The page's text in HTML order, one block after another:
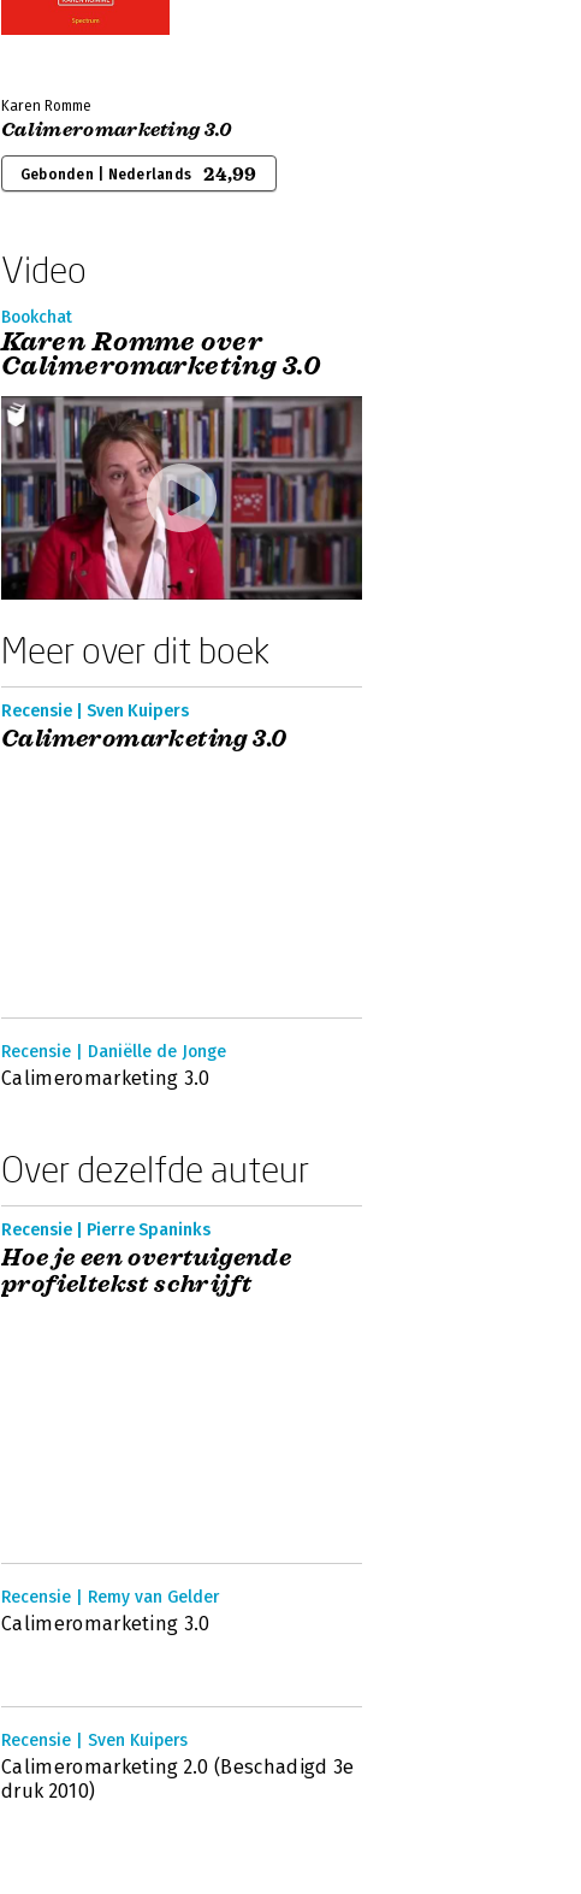
Karen Romme
Calimeromarketing 3.0
Gebonden | Nederlands 24,99
Video
Bookchat
Karen Romme over
Calimeromarketing 3.0
Meer over dit boek
Recensie | Sven Kuipers
Calimeromarketing 3.0
Recensie | Daniëlle de Jonge
Calimeromarketing 3.0
Over dezelfde auteur
Recensie | Pierre Spaninks
Hoe je een overtuigende
profieltekst schrijft
Recensie | Remy van Gelder
Calimeromarketing 3.0
Recensie | Sven Kuipers
Calimeromarketing 2.0 (Beschadigd 3e
druk 2010)